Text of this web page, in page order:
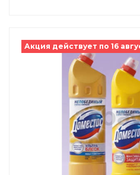
Акция действует по 16